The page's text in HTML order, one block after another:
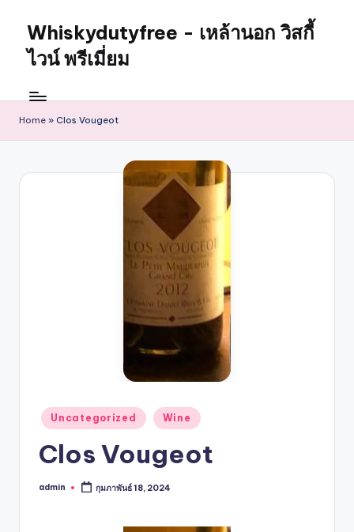
Whiskydutyfree - เหล้านอก วิสกี้
ไวน์ พรีเมี่ยม
Home » Clos Vougeot
Uncategorized Wine
Clos Vougeot
admin กุมภาพันธ์ 18, 2024